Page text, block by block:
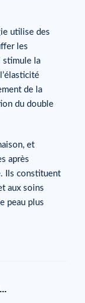
utilise des
les
stimule la
de la
du double
et
après
Ils constituent
aux soins
peau plus